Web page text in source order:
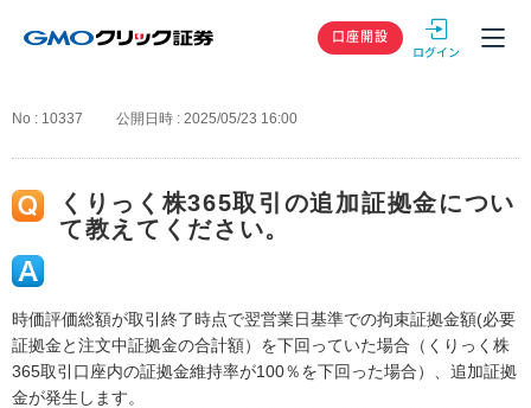
GMOクリック
口座開設
No : 10337 公開日時 : 2025/05/23 16:00
くりっく株365取引の追加証拠金につい
て教えてください。
時価評価総額が取引終了時点で翌営業日基準での拘束証拠金額(必要
証拠金と注文中証拠金の合計額）を下回っていた場合（くりっく株
365取引口座内の証拠金維持率が100％を下回った場合）、追加証拠
金が発生します。